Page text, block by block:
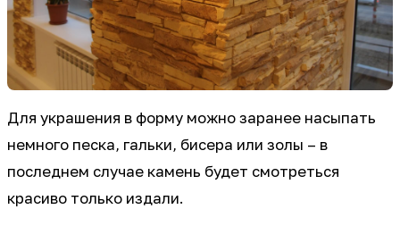
Для украшения в форму можно заранее насыпать
немного песка, гальки, бисера или золы – в
последнем случае камень будет смотреться
красиво только издали.